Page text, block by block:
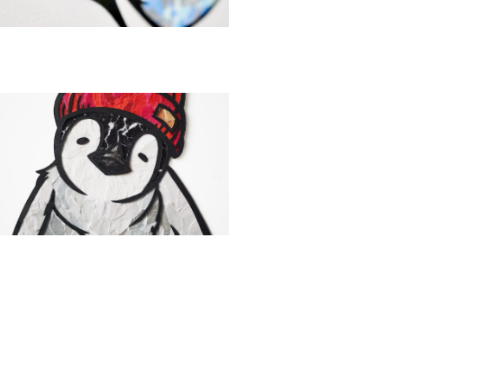
【ちぎり絵×切り絵】原画アート『c
o-co（ペンギンのココ）』
¥10,000
SOLD OUT